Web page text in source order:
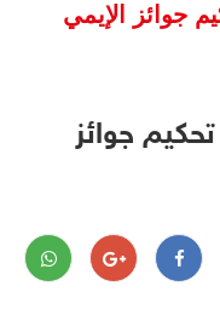
جوائز الإيمي
جوائز